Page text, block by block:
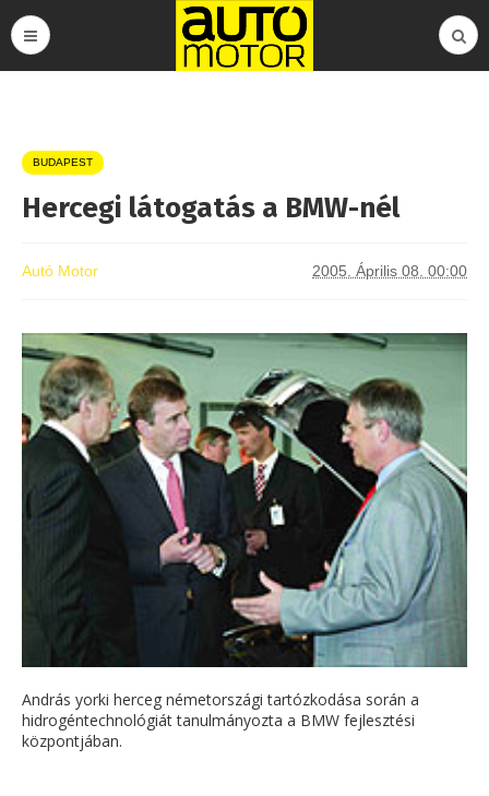
BUDAPEST
Hercegi látogatás a BMW-nél
Autó Motor 2005. Április 08. 00:00
András yorki herceg németországi tartózkodása során a
hidrogéntechnológiát tanulmányozta a BMW fejlesztési
központjában.